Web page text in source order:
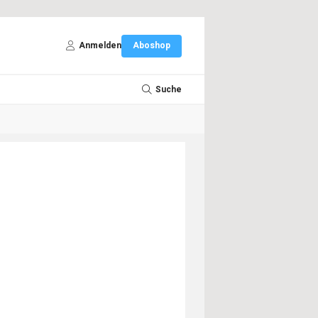
Anmelden Aboshop
Suche